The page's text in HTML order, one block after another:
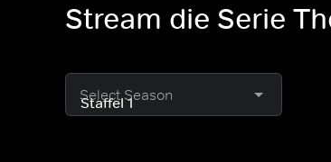
Stream die Serie
Select Season